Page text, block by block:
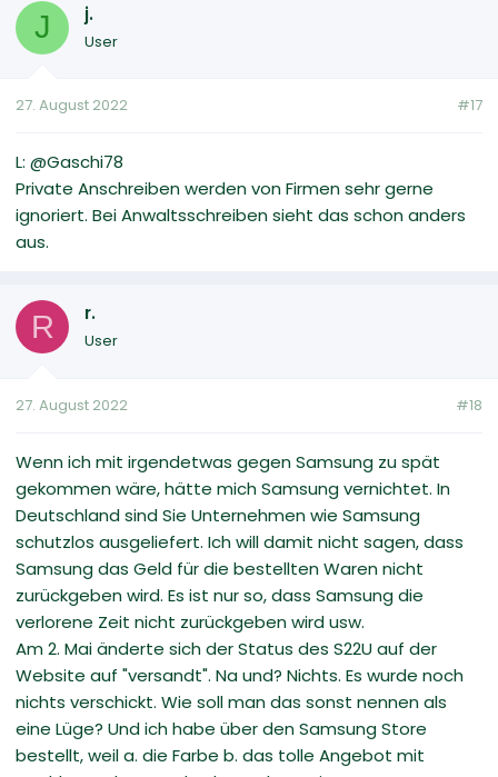
J j.
User
27. August 2022 #17
L: @Gaschi78
Private Anschreiben werden von Firmen sehr gerne
ignoriert. Bei Anwaltsschreiben sieht das schon anders
aus.
R r.
User
27. August 2022 #18
Wenn ich mit irgendetwas gegen Samsung zu spät
gekommen wäre, hätte mich Samsung vernichtet. In
Deutschland sind Sie Unternehmen wie Samsung
schutzlos ausgeliefert. Ich will damit nicht sagen, dass
Samsung das Geld für die bestellten Waren nicht
zurückgeben wird. Es ist nur so, dass Samsung die
verlorene Zeit nicht zurückgeben wird usw.
Am 2. Mai änderte sich der Status des S22U auf der
Website auf "versandt". Na und? Nichts. Es wurde noch
nichts verschickt. Wie soll man das sonst nennen als
eine Lüge? Und ich habe über den Samsung Store
bestellt, weil a. die Farbe b. das tolle Angebot mit